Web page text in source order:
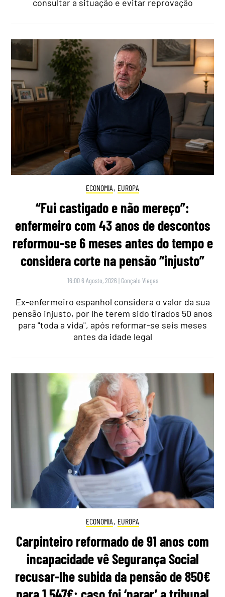
consultar a situação e evitar reprovação
ECONOMIA , EUROPA
“Fui castigado e não mereço”:
enfermeiro com 43 anos de descontos
reformou-se 6 meses antes do tempo e
considera corte na pensão “injusto”
16:00 6 Agosto, 2026 | Gonçalo Viegas
Ex-enfermeiro espanhol considera o valor da sua
pensão injusto, por lhe terem sido tirados 50 anos
para "toda a vida", após reformar-se seis meses
antes da idade legal
ECONOMIA , EUROPA
Carpinteiro reformado de 91 anos com
incapacidade vê Segurança Social
recusar-lhe subida da pensão de 850€